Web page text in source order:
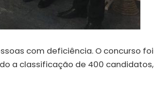
com deficiência. O concurso foi
a classificação de 400 candidatos,